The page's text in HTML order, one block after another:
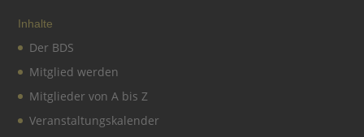
Inhalte
Der BDS
Mitglied werden
Mitglieder von A bis Z
Veranstaltungskalender